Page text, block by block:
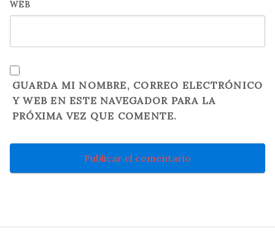
WEB
GUARDA MI NOMBRE, CORREO ELECTRÓNICO
Y WEB EN ESTE NAVEGADOR PARA LA
PRÓXIMA VEZ QUE COMENTE.